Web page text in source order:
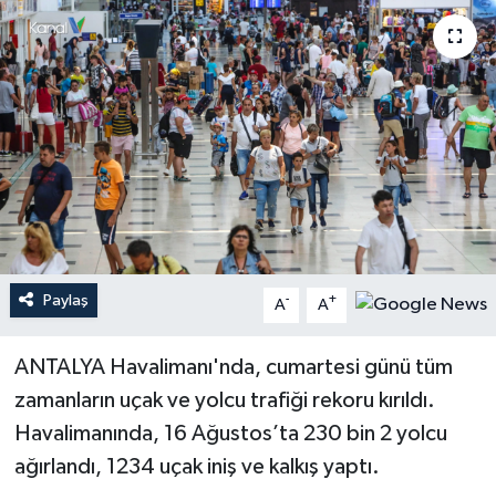
Paylaş A- A+
ANTALYA Havalimanı'nda, cumartesi günü tüm
zamanların uçak ve yolcu trafiği rekoru kırıldı.
Havalimanında, 16 Ağustos’ta 230 bin 2 yolcu
ağırlandı, 1234 uçak iniş ve kalkış yaptı.
Haber Kuşakları
Haberler
KANALV Spor
Kültür Sanat
Magazin
Siyaset